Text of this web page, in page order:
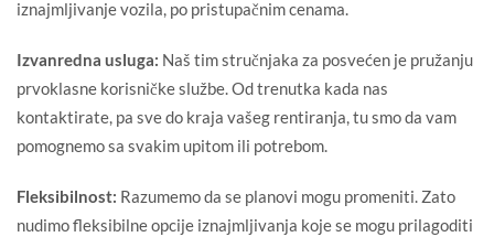
iznajmljivanje vozila, po pristupačnim cenama.
Izvanredna usluga: Naš tim stručnjaka za posvećen je pružanju
prvoklasne korisničke službe. Od trenutka kada nas
kontaktirate, pa sve do kraja vašeg rentiranja, tu smo da vam
pomognemo sa svakim upitom ili potrebom.
Fleksibilnost: Razumemo da se planovi mogu promeniti. Zato
nudimo fleksibilne opcije iznajmljivanja koje se mogu prilagoditi